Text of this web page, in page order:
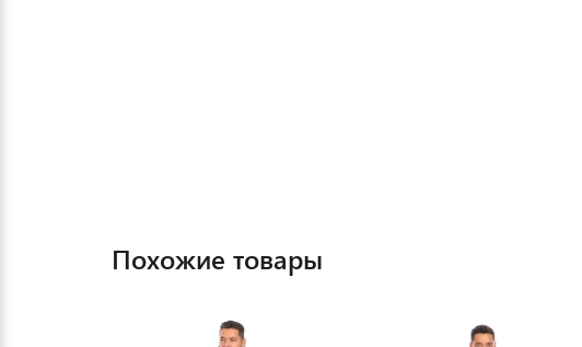
Похожие товары